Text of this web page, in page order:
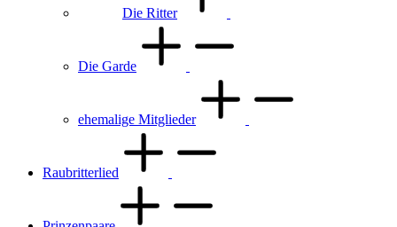
Die Ritter
Die Garde
ehemalige Mitglieder
Raubritterlied